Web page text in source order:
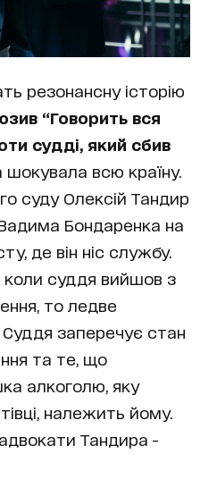
резонансну історію
“Говорить вся
судді, який сбив
шокувала всю країну.
суду Олексій Тандир
Бондаренка на
де він ніс службу.
коли суддя вийшов з
то ледве
заперечує стан
та те, що
алкоголю, яку
належить йому.
Тандира -